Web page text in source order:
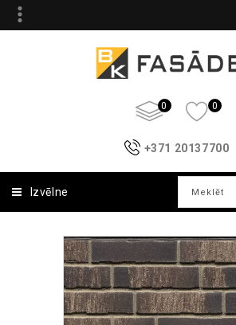
0 0
+371 20137700
Izvēlne